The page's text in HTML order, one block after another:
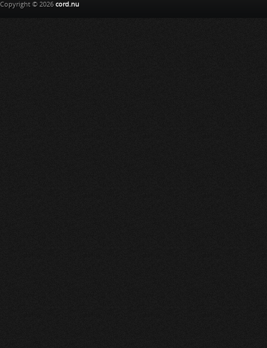
Copyright © 2026 cord.nu